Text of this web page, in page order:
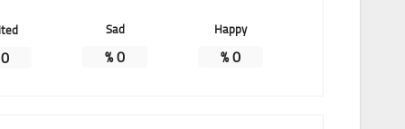
Happy
0
%
Sad
0
%
0